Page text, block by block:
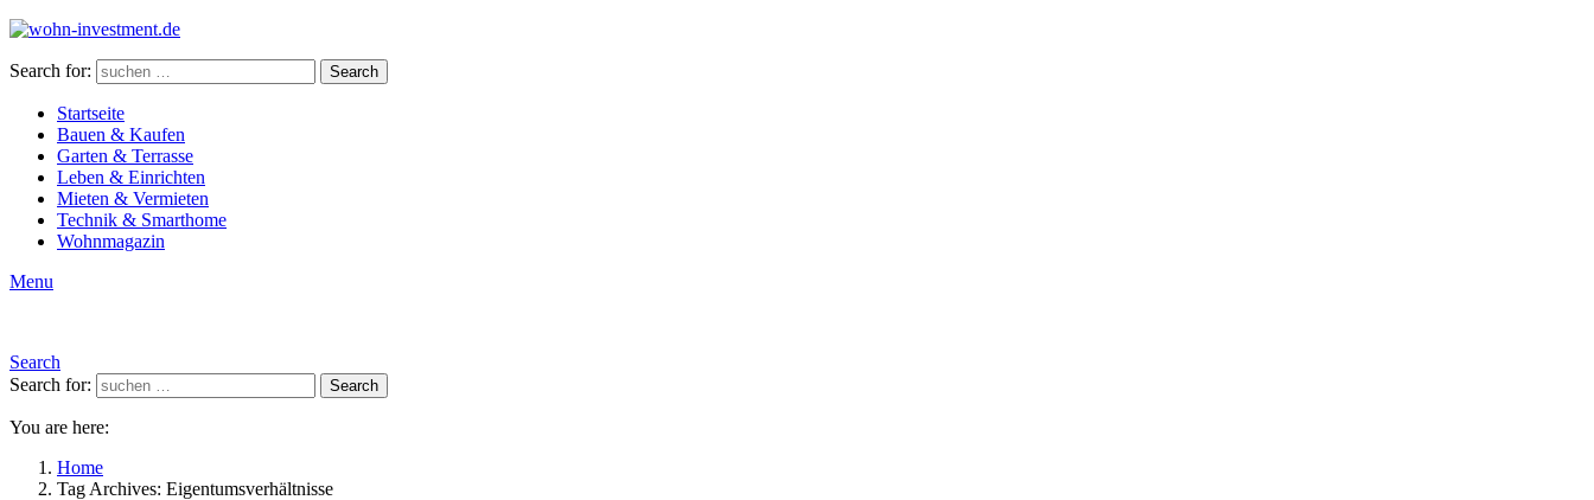
Search for: Search
Startseite
Bauen & Kaufen
Garten & Terrasse
Leben & Einrichten
Mieten & Vermieten
Technik & Smarthome
Wohnmagazin
Menu
Search
Search for:
Search
You are here:
Home
Tag Archives: Eigentumsverhältnisse